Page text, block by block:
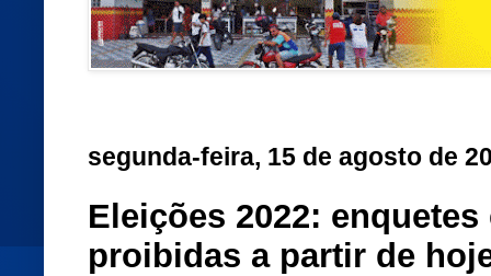
segunda-feira, 15 de agosto de
Eleições 2022:
proibidas a partir de